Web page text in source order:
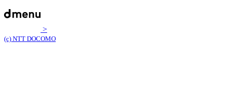
>
(c) NTT DOCOMO